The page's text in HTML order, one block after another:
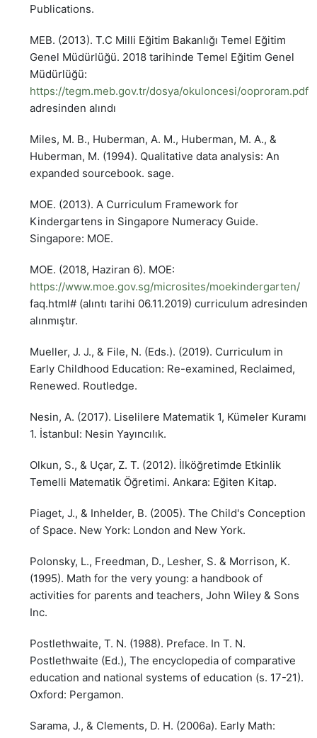
Publications.
MEB. (2013). T.C Milli Eğitim Bakanlığı Temel Eğitim
Genel Müdürlüğü. 2018 tarihinde Temel Eğitim Genel
Müdürlüğü:
https://tegm.meb.gov.tr/dosya/okuloncesi/ooproram.pdf
adresinden alındı
Miles, M. B., Huberman, A. M., Huberman, M. A., &
Huberman, M. (1994). Qualitative data analysis: An
expanded sourcebook. sage.
MOE. (2013). A Curriculum Framework for
Kindergartens in Singapore Numeracy Guide.
Singapore: MOE.
MOE. (2018, Haziran 6). MOE:
https://www.moe.gov.sg/microsites/moekindergarten/
faq.html# (alıntı tarihi 06.11.2019) curriculum adresinden
alınmıştır.
Mueller, J. J., & File, N. (Eds.). (2019). Curriculum in
Early Childhood Education: Re-examined, Reclaimed,
Renewed. Routledge.
Nesin, A. (2017). Liselilere Matematik 1, Kümeler Kuramı
1. İstanbul: Nesin Yayıncılık.
Olkun, S., & Uçar, Z. T. (2012). İlköğretimde Etkinlik
Temelli Matematik Öğretimi. Ankara: Eğiten Kitap.
Piaget, J., & Inhelder, B. (2005). The Child's Conception
of Space. New York: London and New York.
Polonsky, L., Freedman, D., Lesher, S. & Morrison, K.
(1995). Math for the very young: a handbook of
activities for parents and teachers, John Wiley & Sons
Inc.
Postlethwaite, T. N. (1988). Preface. In T. N.
Postlethwaite (Ed.), The encyclopedia of comparative
education and national systems of education (s. 17-21).
Oxford: Pergamon.
Sarama, J., & Clements, D. H. (2006a). Early Math: